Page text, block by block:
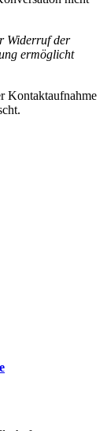
Widerruf der
ermöglicht
Kontaktaufnahme